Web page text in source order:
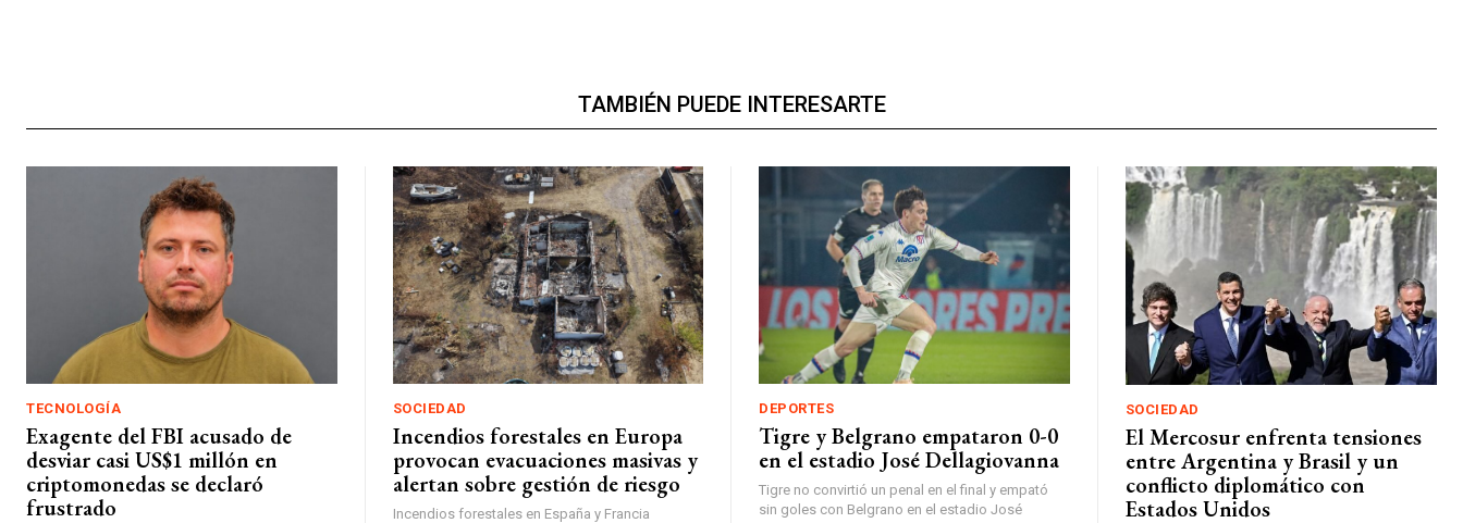
TAMBIÉN PUEDE INTERESARTE
TECNOLOGÍA
Exagente del FBI acusado de
desviar casi US$1 millón en
criptomonedas se declaró
frustrado
SOCIEDAD
Incendios forestales en Europa
provocan evacuaciones masivas y
alertan sobre gestión de riesgo
Incendios forestales en España y Francia
DEPORTES
Tigre y Belgrano empataron 0-0
en el estadio José Dellagiovanna
Tigre no convirtió un penal en el final y empató
sin goles con Belgrano en el estadio José
SOCIEDAD
El Mercosur enfrenta tensiones
entre Argentina y Brasil y un
conflicto diplomático con
Estados Unidos